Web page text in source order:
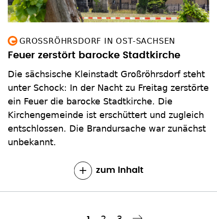
GROSSRÖHRSDORF IN OST-SACHSEN
Feuer zerstört barocke Stadtkirche
Die sächsische Kleinstadt Großröhrsdorf steht
unter Schock: In der Nacht zu Freitag zerstörte
ein Feuer die barocke Stadtkirche. Die
Kirchengemeinde ist erschüttert und zugleich
entschlossen. Die Brandursache war zunächst
unbekannt.
zum Inhalt